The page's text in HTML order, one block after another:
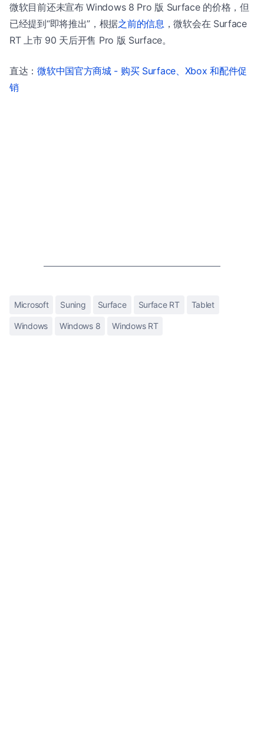
微软目前还未宣布 Windows 8 Pro 版 Surface 的价格，但
已经提到“即将推出”，根据之前的信息 ，微软会在 Surface
RT 上市 90 天后开售 Pro 版 Surface。
直达：微软中国官方商城 - 购买 Surface、Xbox 和配件促
销
Microsoft Suning Surface Surface RT Tablet
Windows Windows 8 Windows RT